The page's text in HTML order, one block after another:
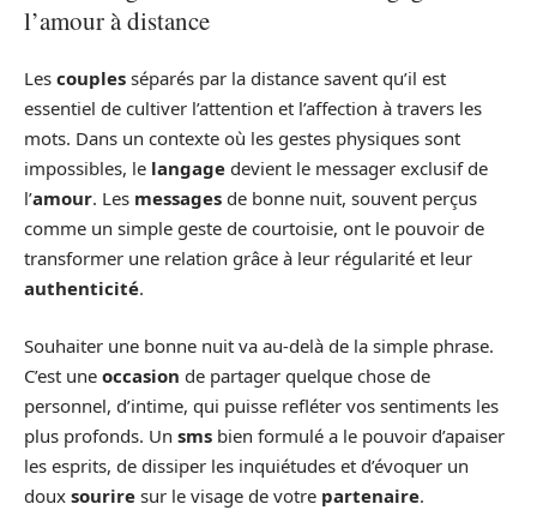
l’amour à distance
Les couples séparés par la distance savent qu’il est
essentiel de cultiver l’attention et l’affection à travers les
mots. Dans un contexte où les gestes physiques sont
impossibles, le langage devient le messager exclusif de
l’amour. Les messages de bonne nuit, souvent perçus
comme un simple geste de courtoisie, ont le pouvoir de
transformer une relation grâce à leur régularité et leur
authenticité.
Souhaiter une bonne nuit va au-delà de la simple phrase.
C’est une occasion de partager quelque chose de
personnel, d’intime, qui puisse refléter vos sentiments les
plus profonds. Un sms bien formulé a le pouvoir d’apaiser
les esprits, de dissiper les inquiétudes et d’évoquer un
doux sourire sur le visage de votre partenaire.